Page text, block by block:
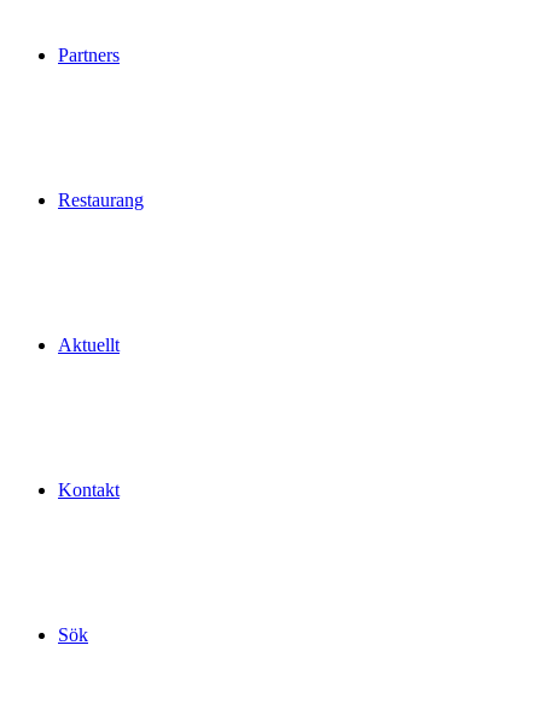
Partners
Restaurang
Aktuellt
Kontakt
Sök